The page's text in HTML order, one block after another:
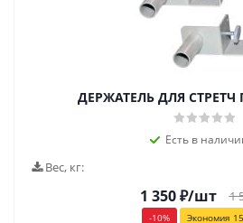
ДЕРЖАТЕЛЬ ДЛЯ СТРЕТЧ
Есть в
Вес, кг:
1 350₽/шт 1
-10% Экономия